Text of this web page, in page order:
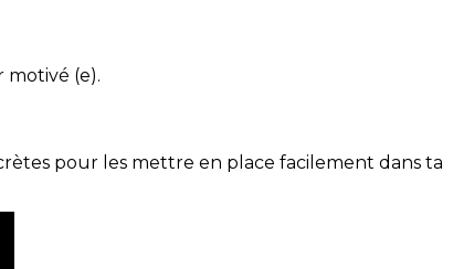
(e).
pour les mettre en place facilement dans ta